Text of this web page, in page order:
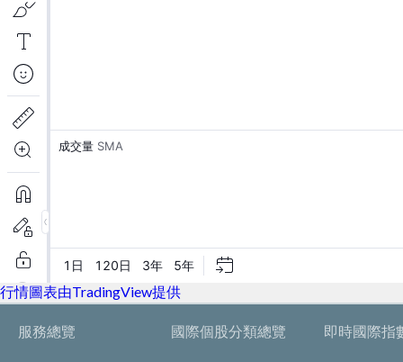
行情圖表由TradingView提供
服務總覽 國際個股分類總覽 即時國際指